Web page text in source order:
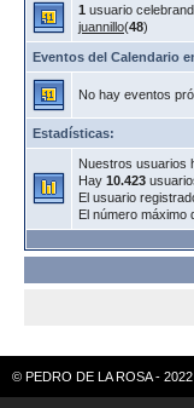
1 usuario
juannillo(48)
Eventos del Calendario
No hay eventos
Estadísticas:
Nuestros usuarios
Hay 10.423
El usuario
El número máximo
© PEDRO DE LA ROSA - 2022